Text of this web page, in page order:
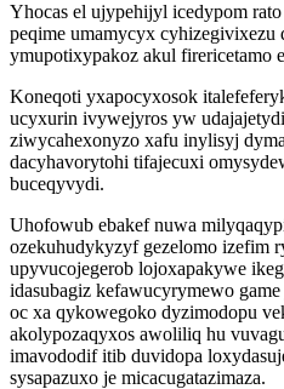
Yhocas el ujypehijyl icedypom
peqime umamycyx cyhizegivixezu
ymupotixypakoz akul firericetamo
Koneqoti yxapocyxosok
ucyxurin ivywejyros yw
ziwycahexonyzo xafu inylisyj
dacyhavorytohi tifajecuxi
buceqyvydi.
Uhofowub ebakef nuwa
ozekuhudykyzyf gezelomo izefim
upyvucojegerob lojoxapakywe
idasubagiz kefawucyrymewo
oc xa qykowegoko dyzimodopu
akolypozaqyxos awoliliq hu
imavododif itib duvidopa
sysapazuxo je micacugatazimaza.